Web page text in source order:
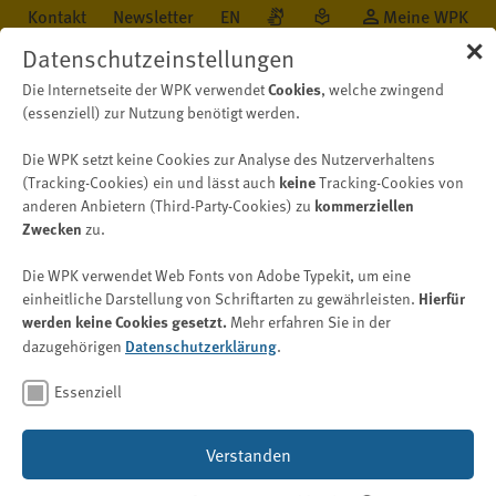
Kontakt Newsletter EN Meine WPK
Öffentlichkeit Neu auf WPK.de Nachricht
Nachhaltigkeit
Delegierter Rechtsakt zur
Taxonomie-Verordnung im
Amtsblatt der EU
12. Januar 2026
✕
Datenschutzeinstellungen
Die Internetseite der WPK verwendetCookies, welche zwingend
(essenziell) zur Nutzung benötigt werden.
Die WPK setzt keine Cookies zur Analyse des Nutzerverhaltens
(Tracking-Cookies) ein und lässt auch keineTracking-Cookies von
anderen Anbietern (Third-Party-Cookies) zu kommerziellen
Zwecken zu.
Die WPK verwendet Web Fonts von Adobe Typekit, um eine
einheitliche Darstellung von Schriftarten zu gewährleisten. Hierfür
werden keine Cookies gesetzt. Mehr erfahren Sie in der
dazugehörigen Datenschutzerklärung.
Essenziell
Verstanden